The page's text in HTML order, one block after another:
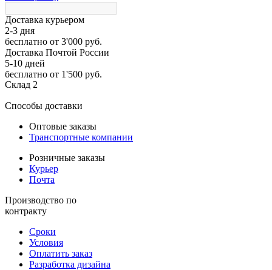
Доставка курьером
2-3 дня
бесплатно от 3'000 руб.
Доставка Почтой России
5-10 дней
бесплатно от 1'500 руб.
Склад 2
Способы доставки
Оптовые заказы
Транспортные компании
Розничные заказы
Курьер
Почта
Производство по
контракту
Сроки
Условия
Оплатить заказ
Разработка дизайна